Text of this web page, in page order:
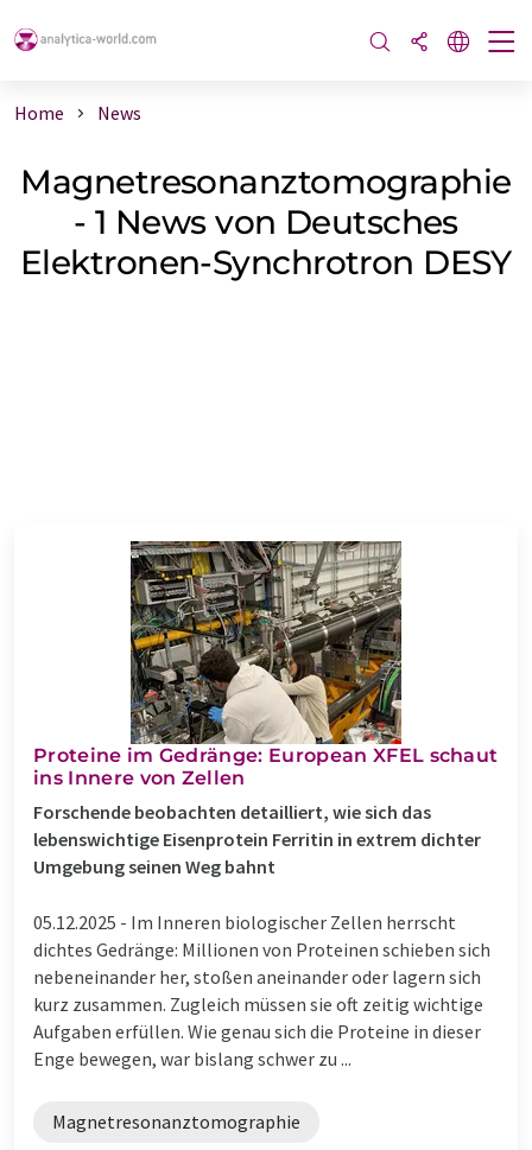
Home News
Magnetresonanztomographie
- 1 News von Deutsches
Elektronen-Synchrotron DESY
Proteine im Gedränge: European XFEL schaut
ins Innere von Zellen
Forschende beobachten detailliert, wie sich das
lebenswichtige Eisenprotein Ferritin in extrem dichter
Umgebung seinen Weg bahnt
05.12.2025 - Im Inneren biologischer Zellen herrscht
dichtes Gedränge: Millionen von Proteinen schieben sich
nebeneinander her, stoßen aneinander oder lagern sich
kurz zusammen. Zugleich müssen sie oft zeitig wichtige
Aufgaben erfüllen. Wie genau sich die Proteine in dieser
Enge bewegen, war bislang schwer zu ...
Magnetresonanztomographie